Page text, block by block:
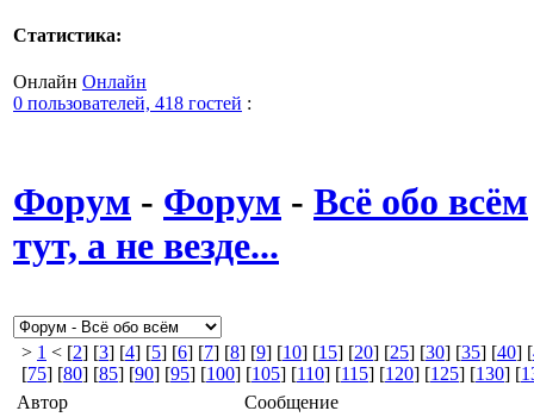
Статистика:
Онлайн Онлайн
0 пользователей, 418 гостей :
Форум - Форум - Всё обо всём
тут, а не везде...
> 1 < [2] [3] [4] [5] [6] [7] [8] [9] [10] [15] [20] [25] [30] [35] [40] [
[75] [80] [85] [90] [95] [100] [105] [110] [115] [120] [125] [130] [
Автор
Сообщение